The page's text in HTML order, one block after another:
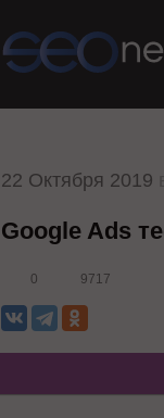
22 Октября 2019
Google Ads
0 9717